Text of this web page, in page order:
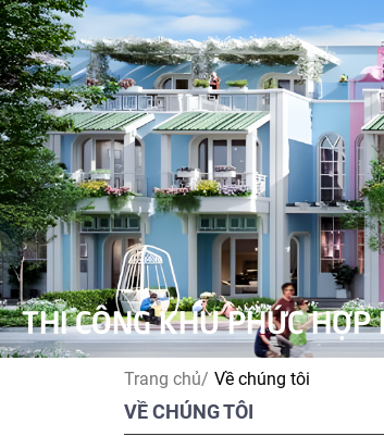
THI CÔNG KHU
THI CÔNG KHU
Trang chủ/ Về chúng tôi
VỀ CHÚNG TÔI